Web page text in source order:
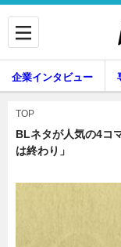
企業インタビュー
暮らし
TOP
BLネタが人気の4コ
は終わり」